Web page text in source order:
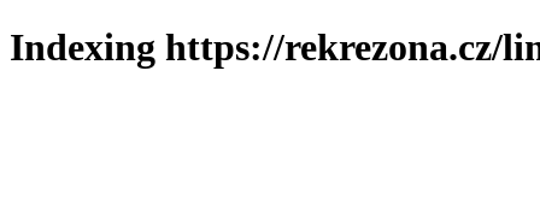
Indexing https://rekrezona.cz/